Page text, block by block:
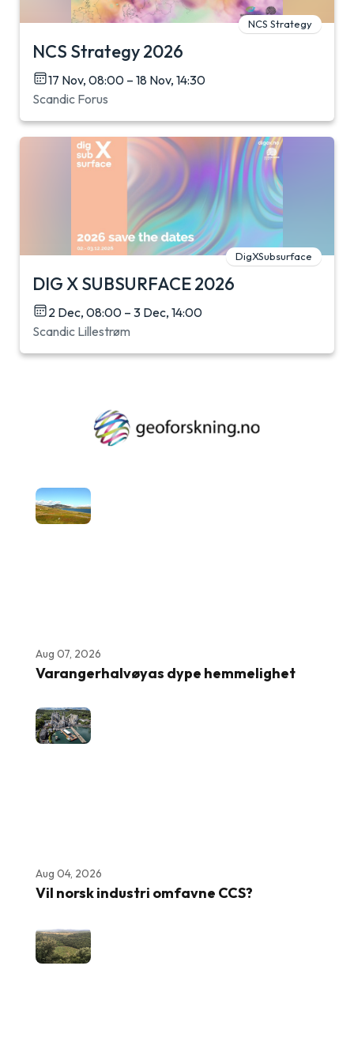
NCS Strategy
NCS Strategy 2026
17 Nov, 08:00 – 18 Nov, 14:30
Scandic Forus
DigXSubsurface
DIG X SUBSURFACE 2026
2 Dec, 08:00 – 3 Dec, 14:00
Scandic Lillestrøm
Aug 07, 2026
Varangerhalvøyas dype hemmelighet
Aug 04, 2026
Vil norsk industri omfavne CCS?